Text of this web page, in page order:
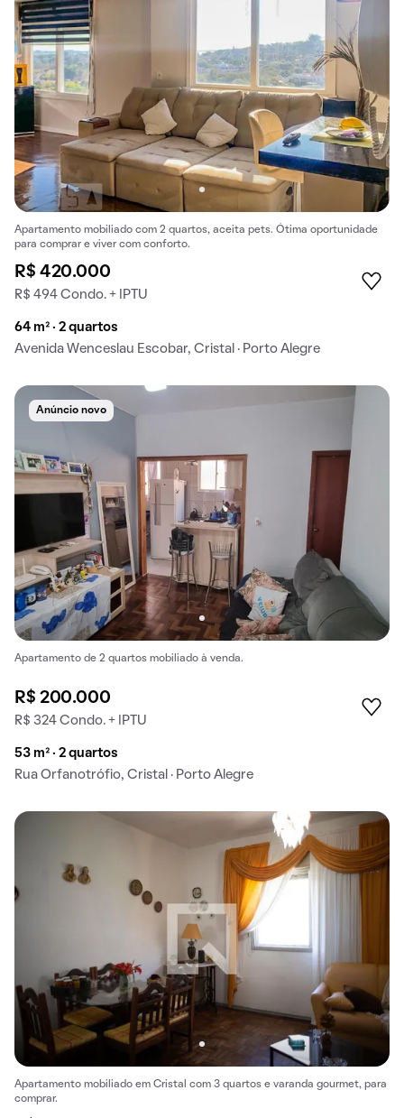
Apartamento mobiliado com 2 quartos, aceita pets. Ótima oportunidade
para comprar e viver com conforto.
R$ 420.000
R$ 494 Condo. + IPTU
64 m² · 2 quartos
Avenida Wenceslau Escobar, Cristal · Porto Alegre
Anúncio novo
Apartamento de 2 quartos mobiliado à venda.
R$ 200.000
R$ 324 Condo. + IPTU
53 m² · 2 quartos
Rua Orfanotrófio, Cristal · Porto Alegre
Apartamento mobiliado em Cristal com 3 quartos e varanda gourmet, para
comprar.